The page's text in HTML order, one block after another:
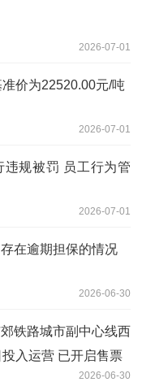
2026-07-01
价为22520.00元/吨
2026-07-01
违规被罚 员工行为管
2026-07-01
在逾期担保的情况
2026-06-30
铁路城市副中心线西
入运营 已开启售票
2026-06-30